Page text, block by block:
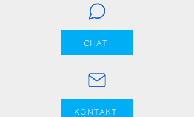
CHAT
KONTAKT